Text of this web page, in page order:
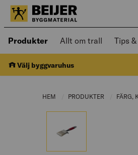
Produkter Öppnad meny kan
Allt om trall Tips
Välj byggvaruhus
HEM PRODUKTER CURRENT
FÄRG,